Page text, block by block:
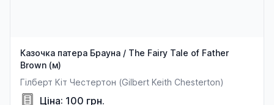
Казочка патера Брауна / The Fairy Tale of Father
Brown (м)
Гілберт Кіт Честертон (Gilbert Keith Chesterton)
Ціна: 100 грн.